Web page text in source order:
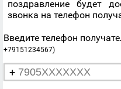
поздравление будет
звонка на телефон
Введите телефон
+79151234567)
+